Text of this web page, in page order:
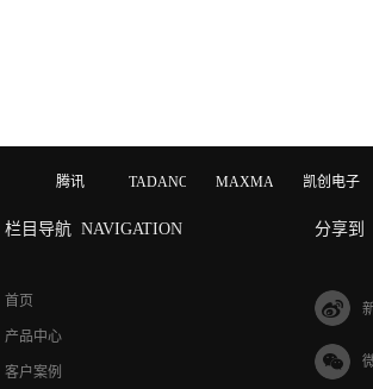
腾讯 TADANO MAXMAGIC 凯创电子
栏目导航 NAVIGATION
首页
产品中心
客户案例
分享到